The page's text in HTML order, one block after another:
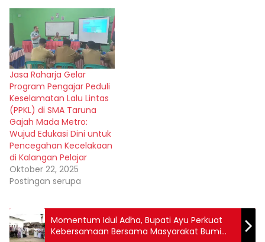
Jasa Raharja Gelar
Program Pengajar Peduli
Keselamatan Lalu Lintas
(PPKL) di SMA Taruna
Gajah Mada Metro:
Wujud Edukasi Dini untuk
Pencegahan Kecelakaan
di Kalangan Pelajar
Oktober 22, 2025
Postingan serupa
Momentum Idul Adha, Bupati Ayu Perkuat
Kebersamaan Bersama Masyarakat Bumi